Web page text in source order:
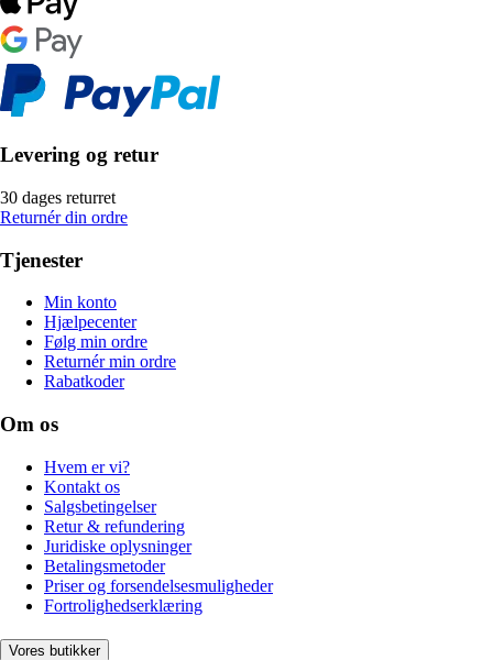
Levering og retur
30 dages returret
Returnér din ordre
Tjenester
Min konto
Hjælpecenter
Følg min ordre
Returnér min ordre
Rabatkoder
Om os
Hvem er vi?
Kontakt os
Salgsbetingelser
Retur & refundering
Juridiske oplysninger
Betalingsmetoder
Priser og forsendelsesmuligheder
Fortrolighedserklæring
Vores butikker